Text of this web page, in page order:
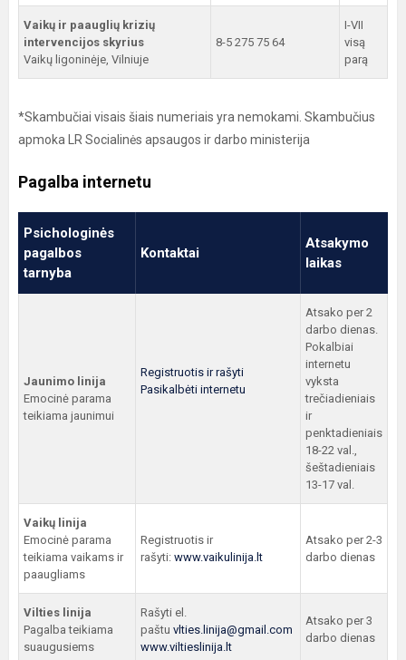
Vaikų ir paauglių krizių
intervencijos skyrius
Vaikų ligoninėje, Vilniuje
8-5 275 75 64
I-VII
visą
parą
*Skambučiai visais šiais numeriais yra nemokami. Skambučius
apmoka LR Socialinės apsaugos ir darbo ministerija
Pagalba internetu
Psichologinės
pagalbos
tarnyba
Kontaktai
Atsakymo
laikas
Jaunimo linija
Emocinė parama
teikiama jaunimui
Registruotis ir rašyti
Pasikalbėti internetu
Atsako per 2
darbo dienas.
Pokalbiai
internetu
vyksta
trečiadieniais
ir
penktadieniais
18-22 val.,
šeštadieniais
13-17 val.
Vaikų linija
Emocinė parama
teikiama vaikams ir
paaugliams
Registruotis ir
rašyti: www.vaikulinija.lt
Atsako per 2-3
darbo dienas
Vilties linija
Pagalba teikiama
suaugusiems
Rašyti el.
paštu vlties.linija@gmail.com
www.viltieslinija.lt
Atsako per 3
darbo dienas